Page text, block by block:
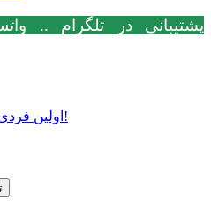
پشتیبانی در تلگرام ..
اولین فردی باشید که نقد خود را می‌نویسید!